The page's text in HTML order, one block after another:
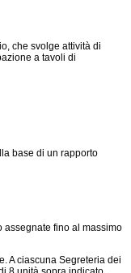
che svolge attività di
a tavoli di
base di un rapporto
fino al massimo
A ciascuna Segreteria dei